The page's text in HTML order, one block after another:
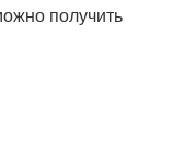
получить